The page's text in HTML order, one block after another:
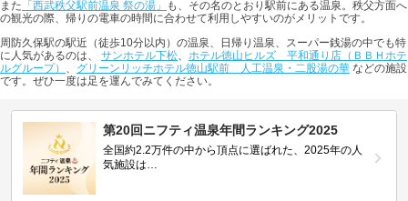
また 「西武秩父駅前温泉 祭の湯」
も、その名のとおり駅前にある温泉。秩父方面へ
の観光の際、帰りの電車の時間に合わせて利用しやすいのがメリットです。
周防久保駅の駅近（徒歩10分以内）の温泉、日帰り温泉、スーパー銭湯の中でも特
に人気があるのは、 サンホテル下松、 ホテル徳山ヒルズ 平和通り店（ＢＢＨホテ
ルグループ） 、 グリーンリッチホテル徳山駅前 人工温泉・二股湯の華 などの施設
です。ぜひ一度は足を運んでみてください。
第20回ニフティ温泉年間ランキング2025
全国約2.2万件の中から頂点に選ばれた、2025年の人
気施設は…